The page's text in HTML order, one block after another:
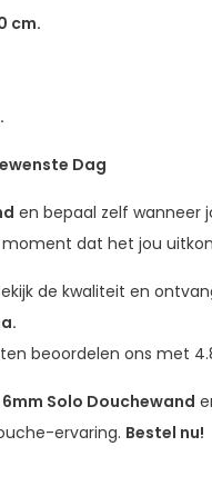
cm.
Dag
en bepaal zelf wanneer
moment dat het jou
de kwaliteit en
beoordelen ons met
Solo Douchewand
ervaring. Bestel nu!